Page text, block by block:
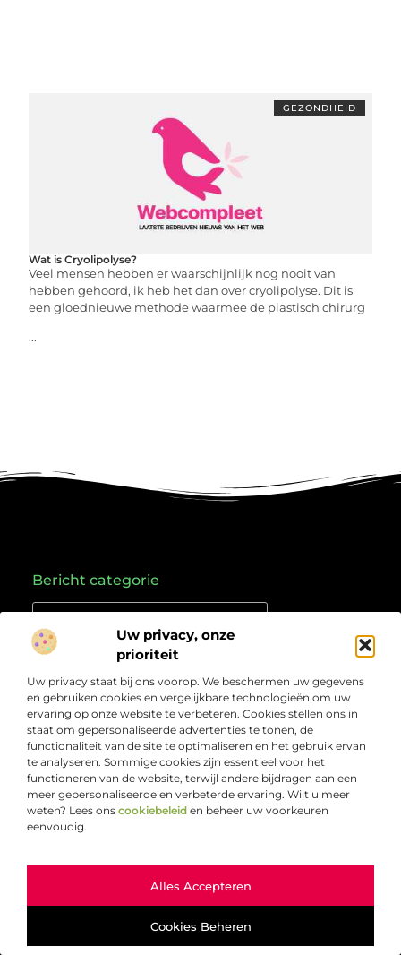
Uw privacy, onze
prioriteit
Uw privacy staat bij ons voorop. We beschermen uw gegevens
en gebruiken cookies en vergelijkbare technologieën om uw
ervaring op onze website te verbeteren. Cookies stellen ons in
staat om gepersonaliseerde advertenties te tonen, de
functionaliteit van de site te optimaliseren en het gebruik ervan
te analyseren. Sommige cookies zijn essentieel voor het
functioneren van de website, terwijl andere bijdragen aan een
meer gepersonaliseerde en verbeterde ervaring. Wilt u meer
weten? Lees ons cookiebeleid en beheer uw voorkeuren
eenvoudig.
Alles Accepteren
Cookies Beheren
GEZONDHEID
Wat is Cryolipolyse?
Veel mensen hebben er waarschijnlijk nog nooit van
hebben gehoord, ik heb het dan over cryolipolyse. Dit is
een gloednieuwe methode waarmee de plastisch chirurg
...
Over
Bedrijf
“Jouw bron voor kennis, ideeën en inzichten”
Laat je inspireren door doordachte artikelen, frisse
perspectieven en praktische informatie die je verder
helpen. Welkom bij Webcompleet.nl – dé plek voor wie
verdieping zoekt en vooruit wil.
Onze informatie
Bericht categorie